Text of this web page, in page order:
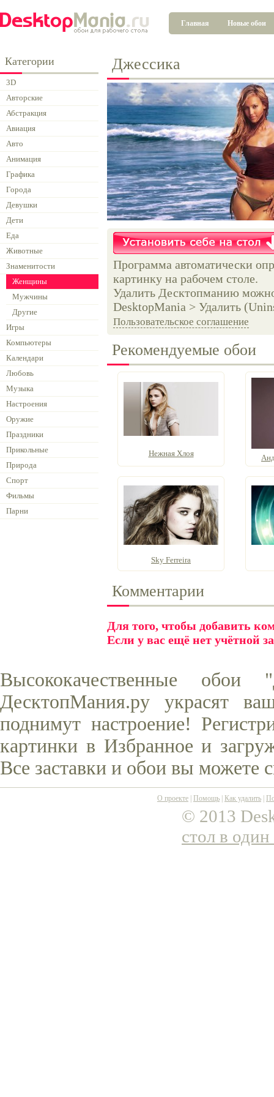
Главная Новые обои
Категории
3D
Авторские
Абстракция
Авиация
Авто
Анимация
Графика
Города
Девушки
Дети
Еда
Животные
Знаменитости
Женщины
Мужчины
Другие
Игры
Компьютеры
Календари
Любовь
Музыка
Настроения
Оружие
Праздники
Прикольные
Природа
Спорт
Фильмы
Парни
Джессика
Программа автоматически
картинку на рабочем столе.
Удалить Десктопманию
DesktopMania > Удалить
Пользовательское соглашение
Рекомендуемые обои
Нежная Хлоя
Sky Ferreira
Комментарии
Для того, чтобы добавить
Если у вас ещё нет учётной
Высококачественные
ДесктопМания.ру украсят
поднимут настроение!
картинки в Избранное и
Все заставки и обои вы можете
О проекте Помощь Как удалить
© 2013
стол в